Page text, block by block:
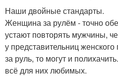
Наши двойные стандарты.
Женщина за рулём - точно
устают повторять мужчины,
у представительниц
за руль, то могут и
всё для них любимых.